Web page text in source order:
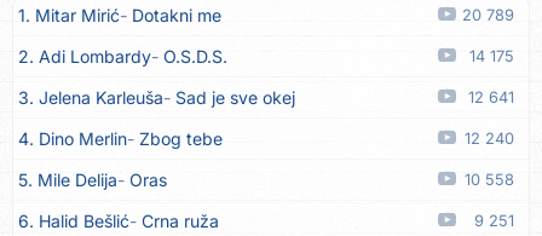
12. Dreletronic Vumrl mi je pajcek moj 08.08
13. Dinacordi Luna Band Zora plava 08.08
14. Dinacordi Luna Band Imam sve, fališ ti 08.08
15. Dinacordi Luna Band Prijatelji stari 08.08
16. Dinacordi Luna Band 08.08
17. Tereza Kesovija Ljubavi nestaju 08.08
1. Mitar Mirić Dotakni me 20 789
2. Adi Lombardy O.S.D.S. 14 175
3. Jelena Karleuša Sad je sve okej 12 641
4. Dino Merlin Zbog tebe 12 240
5. Mile Delija Oras 10 558
6. Halid Bešlić Crna ruža 9 251